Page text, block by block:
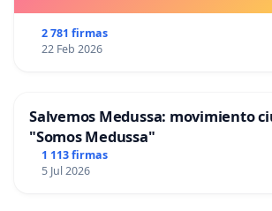
2 781 firmas
22 Feb 2026
Salvemos Medussa: movimiento
"Somos Medussa"
1 113 firmas
5 Jul 2026